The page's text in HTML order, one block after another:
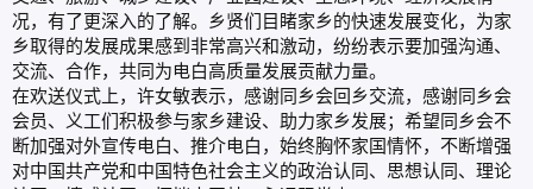
况，有了更深入的了解。乡贤们目睹家乡的快速发展变化，为家
乡取得的发展成果感到非常高兴和激动，纷纷表示要加强沟通、
交流、合作，共同为电白高质量发展贡献力量。
在欢送仪式上，许女敏表示，感谢同乡会回乡交流，感谢同乡会
会员、义工们积极参与家乡建设、助力家乡发展；希望同乡会不
断加强对外宣传电白、推介电白，始终胸怀家国情怀，不断增强
对中国共产党和中国特色社会主义的政治认同、思想认同、理论